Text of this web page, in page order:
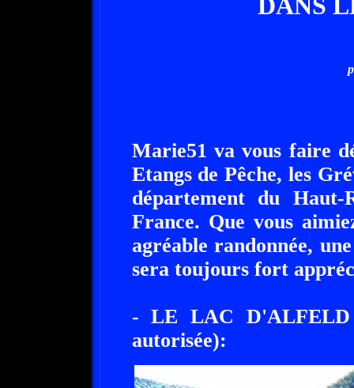
Marie51 va vous faire
Etangs de Pêche, les
département du
France. Que vous
agréable randonnée,
sera toujours fort
- LE LAC D'ALFELD
autorisée):